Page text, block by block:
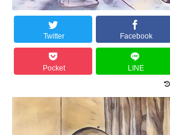
Twitter Facebook
Pocket LINE